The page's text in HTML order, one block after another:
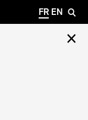
FR EN 🔎
✕